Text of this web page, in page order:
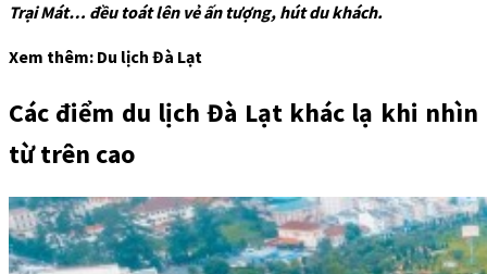
Trại Mát… đều toát lên vẻ ấn tượng, hút du khách.
Xem thêm: Du lịch Đà Lạt
Các điểm du lịch Đà Lạt khác lạ khi nhìn
từ trên cao